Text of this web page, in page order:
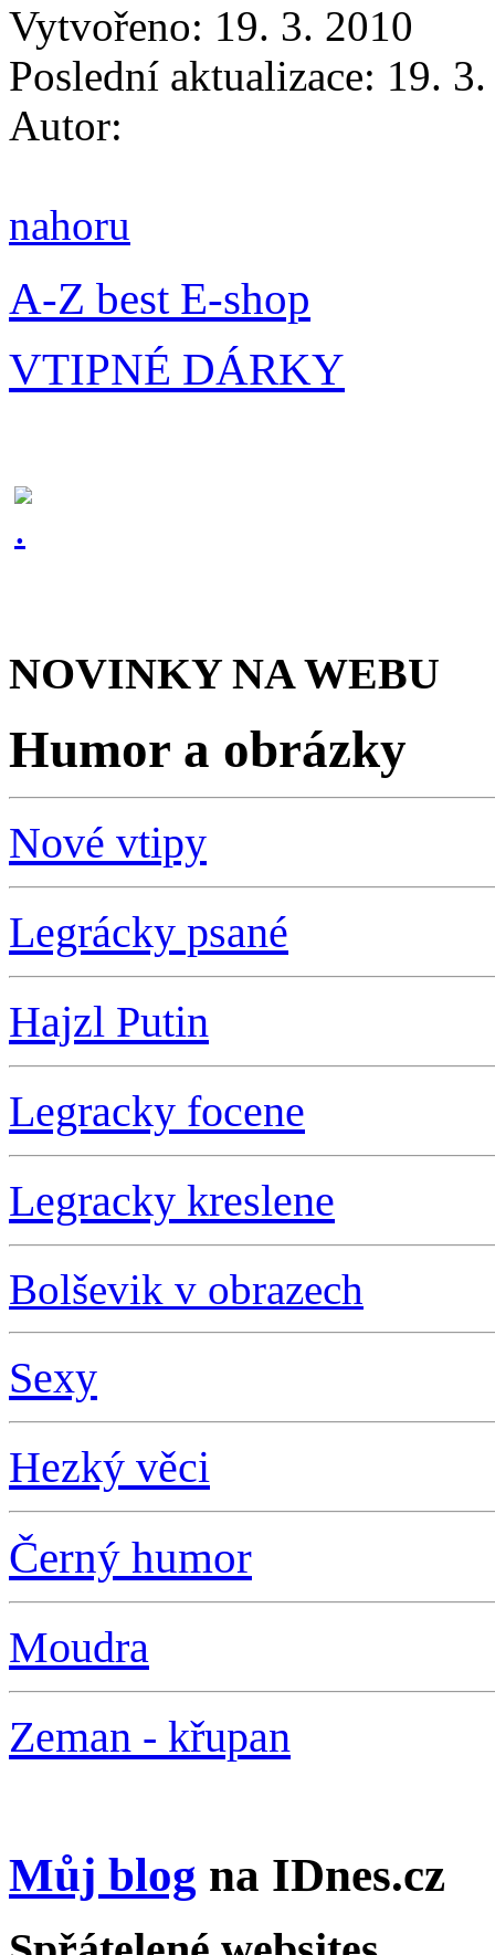
Vytvořeno: 19. 3. 2010
Poslední aktualizace: 19.
Autor:
nahoru
A-Z best E-shop
VTIPNÉ DÁRKY
NOVINKY NA WEBU
Humor a obrázky
Nové vtipy
Legrácky psané
Hajzl Putin
Legracky focene
Legracky kreslene
Bolševik v obrazech
Sexy
Hezký věci
Černý humor
Moudra
Zeman - křupan
Můj blog na IDnes.cz